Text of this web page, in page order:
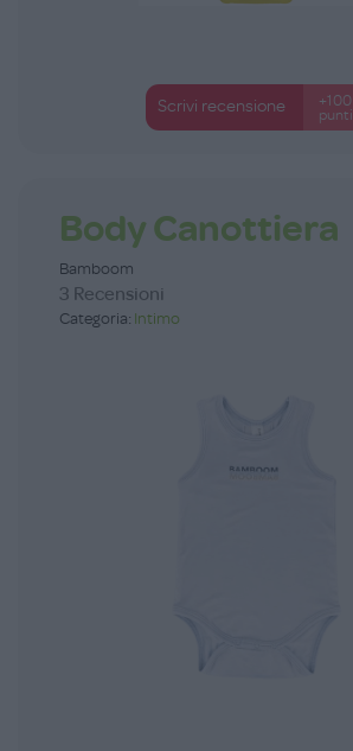
Scrivi recensione
+100
punti
Body Canottiera
Bamboom
3 Recensioni
Categoria: Intimo